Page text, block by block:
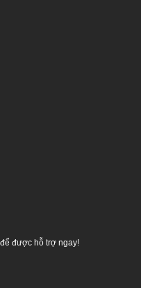
UY TÍN - CHUYÊN
TOÀN QUỐC
Biên Hòa, Đồng Nai
Đông, Q. Thủ Đức, TP.HCM
để được hỗ trợ ngay!